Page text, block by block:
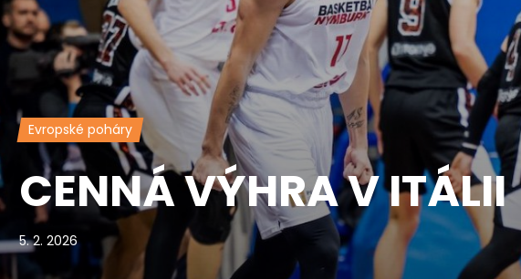
Evropské poháry
CENNÁ VÝHRA V ITÁLII
5. 2. 2026